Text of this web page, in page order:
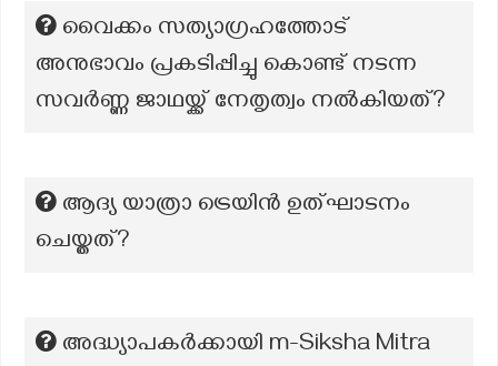
വൈക്കം സത്യാഗ്രഹത്തോട്
അനുഭാവം പ്രകടിപ്പിച്ചു കൊണ്ട് നടന്ന
സവർണ്ണ ജാഥയ്ക്ക് നേതൃത്വം നൽകിയത്?
ആദ്യ യാത്രാ ട്രെയിൻ ഉത്ഘാടനം
ചെയ്തത്?
അദ്ധ്യാപകർക്കായി m-Siksha Mitra